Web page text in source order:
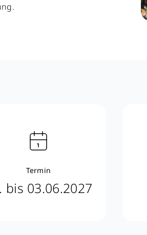
Termin
bis 03.06.2027